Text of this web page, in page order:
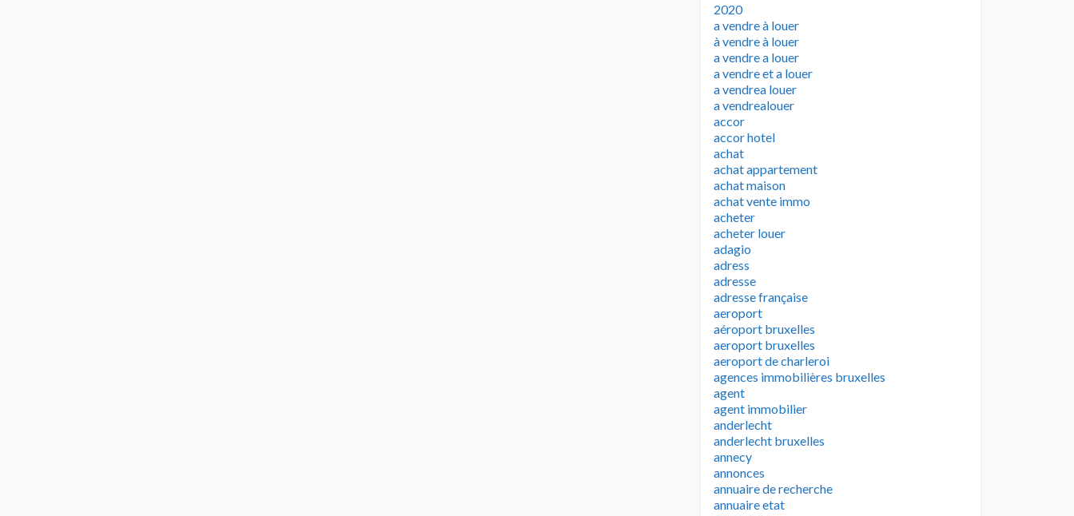
2020
a vendre à louer
à vendre à louer
a vendre a louer
a vendre et a louer
a vendrea louer
a vendrealouer
accor
accor hotel
achat
achat appartement
achat maison
achat vente immo
acheter
acheter louer
adagio
adress
adresse
adresse française
aeroport
aéroport bruxelles
aeroport bruxelles
aeroport de charleroi
agences immobilières bruxelles
agent
agent immobilier
anderlecht
anderlecht bruxelles
annecy
annonces
annuaire de recherche
annuaire etat